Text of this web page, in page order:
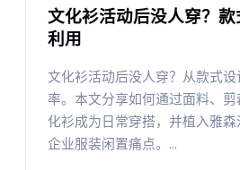
文化衫活动后没人穿？
利用
文化衫活动后没人穿？从款式
率。本文分享如何通过面料、
化衫成为日常穿搭，并植入雅
企业服装闲置痛点。...